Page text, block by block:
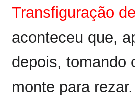
Transfiguração
aconteceu que,
depois, tomando
monte para